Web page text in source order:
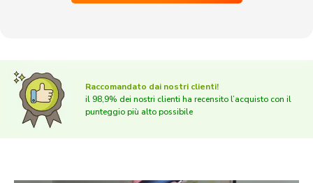
Raccomandato dai nostri clienti!
il 98,9% dei nostri clienti ha recensito l’acquisto con il
punteggio più alto possibile